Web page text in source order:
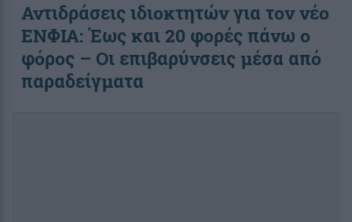
Αντιδράσεις ιδιοκτητών για τον νέο
ΕΝΦΙΑ: Έως και 20 φορές πάνω ο
φόρος – Οι επιβαρύνσεις μέσα από
παραδείγματα